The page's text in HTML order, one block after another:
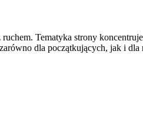
Tematyka strony
dla początkujących, jak i